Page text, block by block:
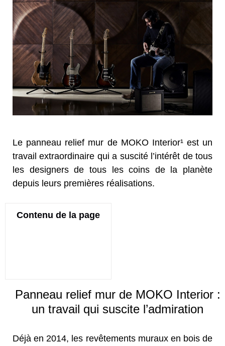
Le panneau relief mur de MOKO Interior¹ est un
travail extraordinaire qui a suscité l’intérêt de tous
les designers de tous les coins de la planète
depuis leurs premières réalisations.
Contenu de la page
Panneau relief mur de MOKO Interior :
un travail qui suscite l’admiration
Déjà en 2014, les revêtements muraux en bois de